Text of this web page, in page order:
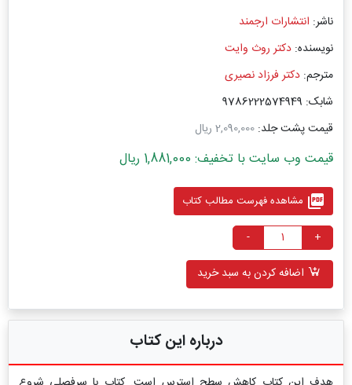
ناشر: انتشارات ارجمند
نویسنده: دکتر روث وایت
مترجم: دکتر فرزاد نصیری
شابک: 9786222574949
قیمت پشت جلد: 2,090,000 ریال
قیمت وب سایت با تخفیف: 1,881,000 ریال
picture_as_pdf مشاهده فهرست مطالب کتاب
+
-
اضافه کردن به سبد خرید
درباره این کتاب